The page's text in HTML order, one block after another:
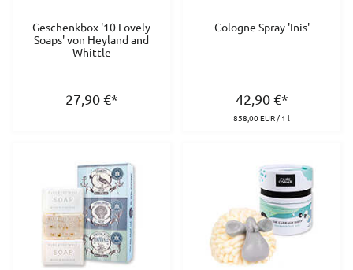
Geschenkbox '10 Lovely
Soaps' von Heyland and
Whittle
27,90€*
Cologne Spray 'Inis'
42,90€*
858,00 EUR / 1 l